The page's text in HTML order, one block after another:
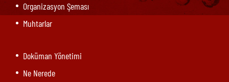
Organizasyon Şeması
Muhtarlar
Doküman Yönetimi
Ne Nerede